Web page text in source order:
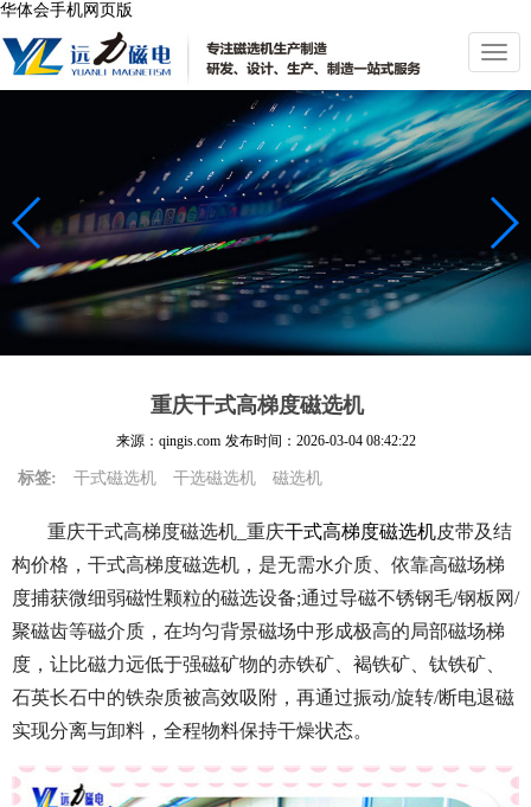
华体会手机网页版
切
换
导
航
重庆干式高梯度磁选机
来源：qingis.com 发布时间： 2026-03-04 08:42:22
标签: 干式磁选机 干选磁选机 磁选机
重庆干式高梯度磁选机_重庆干式高梯度磁选机皮带及结
构价格，干式高梯度磁选机，是无需水介质、依靠高磁场梯
度捕获微细弱磁性颗粒的磁选设备;通过导磁不锈钢毛/钢板网/
聚磁齿等磁介质，在均匀背景磁场中形成极高的局部磁场梯
度，让比磁力远低于强磁矿物的赤铁矿、褐铁矿、钛铁矿、
石英长石中的铁杂质被高效吸附，再通过振动/旋转/断电退磁
实现分离与卸料，全程物料保持干燥状态。